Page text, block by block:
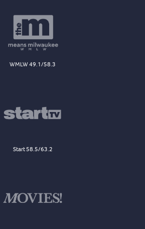
WMLW 49.1/58.3
Start 58.5/63.2